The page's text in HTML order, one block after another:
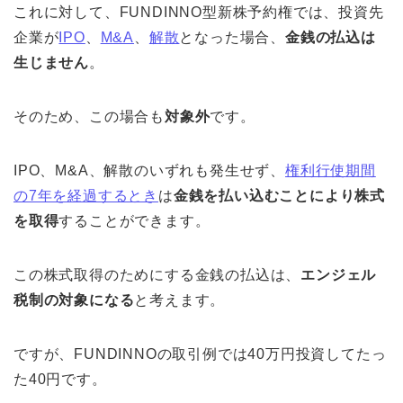
これに対して、FUNDINNO型新株予約権では、投資先
企業が IPO M&A 解散となった場合、金銭の払込は
生じません。
そのため、この場合も対象外です。
IPO、M&A、解散のいずれも発生せず、 権利行使期間
の7年を経過するとき は金銭を払い込むことにより株式
を取得することができます。
この株式取得のためにする金銭の払込は、 エンジェル
税制の対象になると考えます。
ですが、FUNDINNOの取引例では40万円投資してたっ
た40円です 。